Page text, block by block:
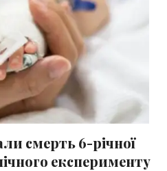
смерть 6-річної
експерименту